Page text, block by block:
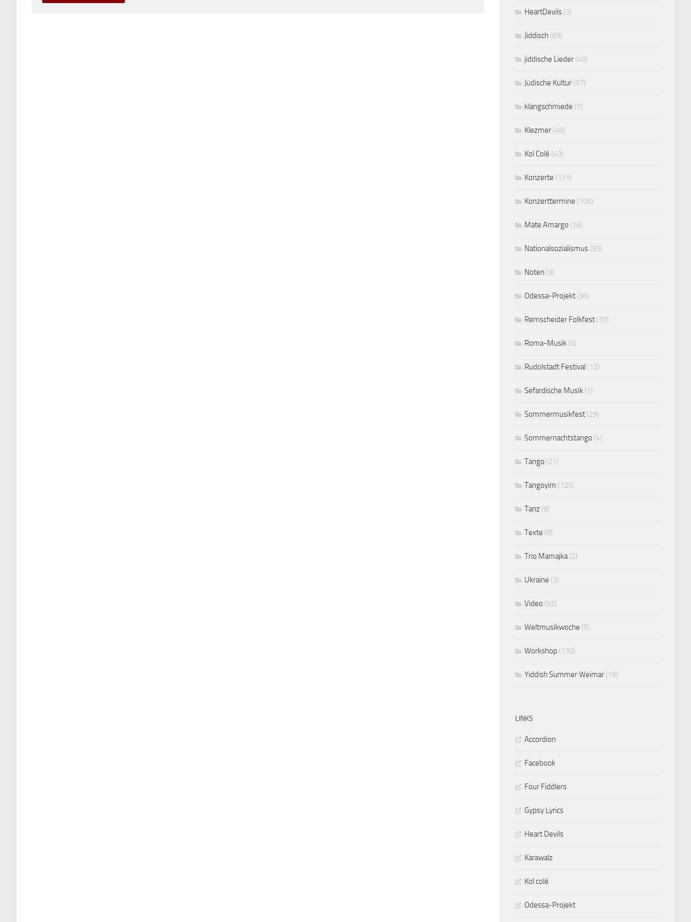
HeartDevils (3)
Jiddisch (69)
jiddische Lieder (40)
Jüdische Kultur (57)
klangschmiede (7)
Klezmer (46)
Kol Colé (43)
Konzerte (111)
Konzerttermine (105)
Mate Amargo (16)
Nationalsozialismus (33)
Noten (3)
Odessa-Projekt (36)
Remscheider Folkfest (10)
Roma-Musik (5)
Rudolstadt Festival (12)
Sefardische Musik (1)
Sommermusikfest (29)
Sommernachtstango (4)
Tango (21)
Tangoyim (125)
Tanz (8)
Texte (8)
Trio Mamajka (2)
Ukraine (3)
Video (92)
Weltmusikwoche (5)
Workshop (130)
Yiddish Summer Weimar (19)
LINKS
Accordion
Facebook
Four Fiddlers
Gypsy Lyrics
Heart Devils
Karawalz
Kol colé
Odessa-Projekt